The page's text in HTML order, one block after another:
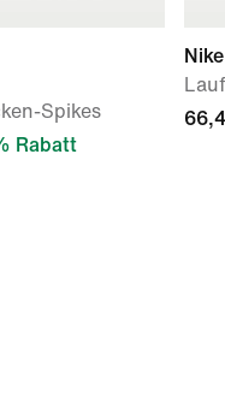
Spikes
Rabatt